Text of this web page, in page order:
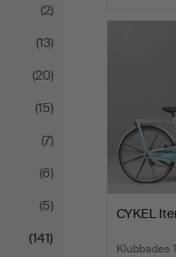
(2)
(13)
(20)
(15)
(7)
(6)
(5)
(141)
CYKEL
Klubbades